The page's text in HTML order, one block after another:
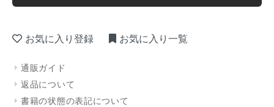
お気に入り登録 お気に入り一覧
通販ガイド
返品について
書籍の状態の表記について